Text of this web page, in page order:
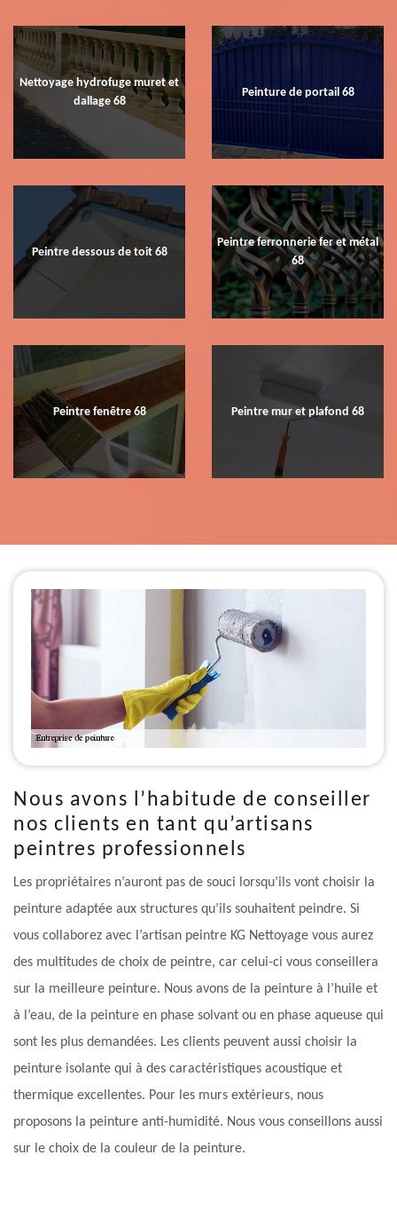
Nettoyage hydrofuge muret et
dallage 68
Peinture de portail 68
Peintre dessous de toit 68
Peintre ferronnerie fer et métal
68
Peintre fenêtre 68 Peintre mur et plafond 68
Nous avons l’habitude de conseiller
nos clients en tant qu’artisans
peintres professionnels
Les propriétaires n’auront pas de souci lorsqu’ils vont choisir la
peinture adaptée aux structures qu’ils souhaitent peindre. Si
vous collaborez avec l’artisan peintre KG Nettoyage vous aurez
des multitudes de choix de peintre, car celui-ci vous conseillera
sur la meilleure peinture. Nous avons de la peinture à l’huile et
à l’eau, de la peinture en phase solvant ou en phase aqueuse qui
sont les plus demandées. Les clients peuvent aussi choisir la
peinture isolante qui à des caractéristiques acoustique et
thermique excellentes. Pour les murs extérieurs, nous
proposons la peinture anti-humidité. Nous vous conseillons aussi
sur le choix de la couleur de la peinture.